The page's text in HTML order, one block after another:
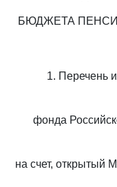
БЮДЖЕТА
1. Перечень
фонда
на счет, открытый